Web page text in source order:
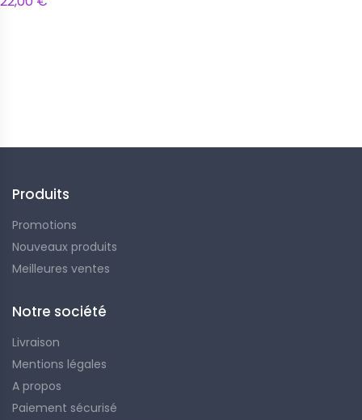
Produits
Promotions
Nouveaux produits
Meilleures ventes
Notre société
Livraison
Mentions légales
A propos
Paiement sécurisé